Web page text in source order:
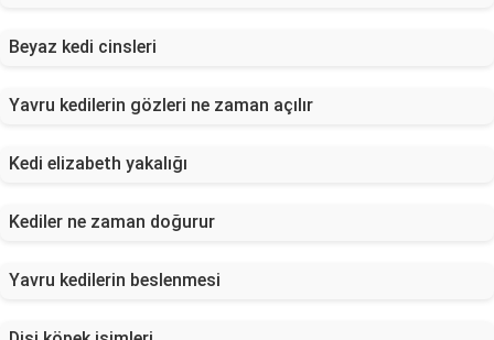
Beyaz kedi cinsleri
Yavru kedilerin gözleri ne zaman açılır
Kedi elizabeth yakalığı
Kediler ne zaman doğurur
Yavru kedilerin beslenmesi